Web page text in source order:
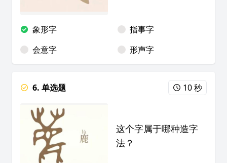
象形字
指事字
会意字
形声字
6. 单选题 10 秒
这个字属于哪种造字
法？